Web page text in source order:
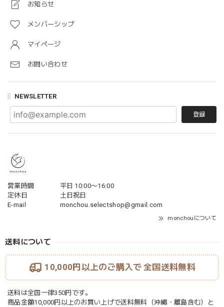
お知らせ
メンバーシップ
マイページ
お問い合わせ
NEWSLETTER
登録
営業時間
平日 10:00〜16:00
定休日
土日祝日
E-mail
monchou.selectshop@gmail.com
monchouについて
送料について
10,000円以上のご購入で 全国送料無料
送料は全国一律350円です。
商品金額10,000円以上のお買い上げで送料無料（沖縄・離島含む）と